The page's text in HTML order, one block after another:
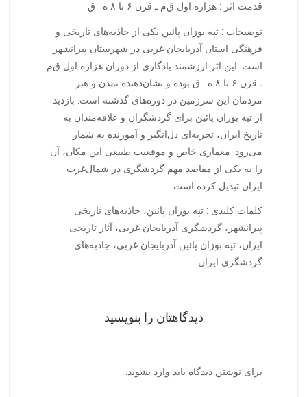
قدمت اثر : هزاره اول ق‌م‌ ـ قرن ۶ تا ۸ ه . ق
نوضیحات : تپه بوزان پائین یکی از جاذبه‌های تاریخی و
فرهنگی استان آذربایجان غربی در شهرستان پیرانشهر
است. این اثر ارزشمند یادگاری از دوران هزاره اول ق‌م‌
ـ قرن ۶ تا ۸ ه . ق بوده و نشان‌دهنده تمدن و هنر
مردمان این سرزمین در دوره‌های گذشته است. بازدید
از تپه بوزان پائین برای گردشگران و علاقه‌مندان به
تاریخ ایران، تجربه‌ای دل‌انگیز و آموزنده به شمار
می‌رود. معماری خاص و موقعیت طبیعی این مکان، آن
را به یکی از مقاصد مهم گردشگری در شمال‌غرب
ایران تبدیل کرده است.
کلمات کلیدی : تپه بوزان پائین، جاذبه‌های تاریخی
پیرانشهر، گردشگری آذربایجان غربی، آثار تاریخی
ایران، تپه بوزان پائین آذربایجان غربی، جاذبه‌های
گردشگری ایران
دیدگاهتان را بنویسید
برای نوشتن دیدگاه باید وارد بشوید